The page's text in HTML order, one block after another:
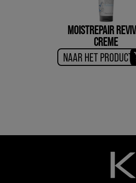
MOISTREPAIR
CREME
NAAR HET PRODUCT